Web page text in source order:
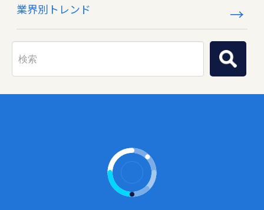
業界別トレンド